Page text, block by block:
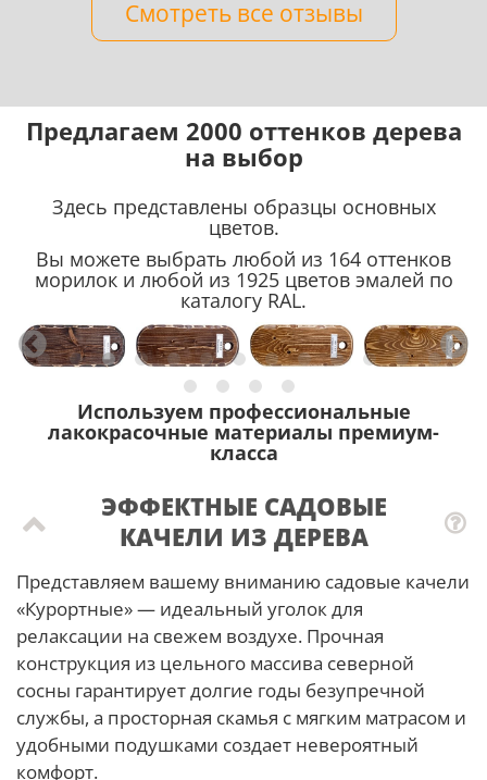
Смотреть все отзывы
Предлагаем 2000 оттенков дерева
на выбор
Здесь представлены образцы основных
цветов.
Вы можете выбрать любой из 164 оттенков
морилок и любой из 1925 цветов эмалей по
каталогу RAL.
Используем профессиональные
лакокрасочные материалы премиум-
класса
ЭФФЕКТНЫЕ САДОВЫЕ
КАЧЕЛИ ИЗ ДЕРЕВА
Представляем вашему вниманию садовые качели
«Курортные» — идеальный уголок для
релаксации на свежем воздухе. Прочная
конструкция из цельного массива северной
сосны гарантирует долгие годы безупречной
службы, а просторная скамья с мягким матрасом и
удобными подушками создает невероятный
комфорт.